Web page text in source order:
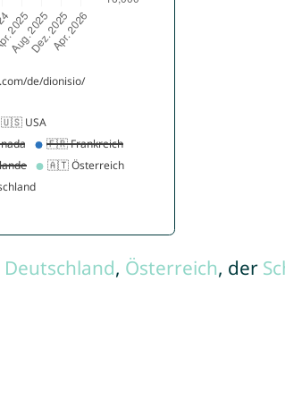
Deutschland, Österreich, der